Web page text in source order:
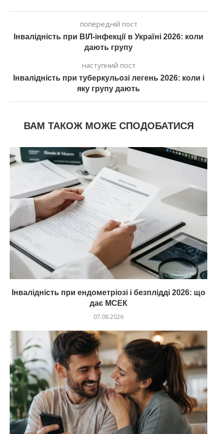
попередній пост
Інвалідність при ВІЛ-інфекції в Україні 2026: коли
дають групу
наступний пост
Інвалідність при туберкульозі легень 2026: коли і
яку групу дають
ВАМ ТАКОЖ МОЖЕ СПОДОБАТИСЯ
Інвалідність при ендометріозі і безплідді 2026: що
дає МСЕК
07.08.2026